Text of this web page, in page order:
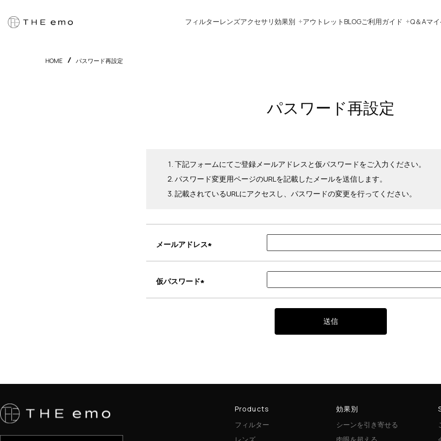
フィルターレンズアクセサリ効果別 アウトレットBLOGご利用ガイド Q＆Aマ
HOME パスワード再設定
パスワード再設定
下記フォームにてご登録メールアドレスと仮パスワードをご入力ください。
パスワード変更用ページのURLを記載したメールを送信します。
記載されているURLにアクセスし、パスワードの変更を行ってください。
メールアドレス
仮パスワード
送信
Products
フィルター
効果別
シーンを引き寄せる